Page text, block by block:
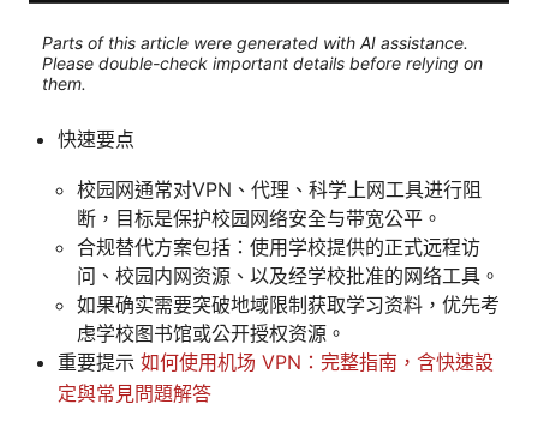
Parts of this article were generated with AI assistance.
Please double-check important details before relying on
them.
快速要点
校园网通常对VPN、代理、科学上网工具进行阻
断，目标是保护校园网络安全与带宽公平。
合规替代方案包括：使用学校提供的正式远程访
问、校园内网资源、以及经学校批准的网络工具。
如果确实需要突破地域限制获取学习资料，优先考
虑学校图书馆或公开授权资源。
重要提示 如何使用机场 VPN：完整指南，含快速設
定與常見問題解答